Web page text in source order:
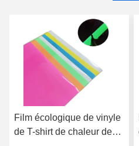
Film écologique de vinyle
de T-shirt de chaleur de